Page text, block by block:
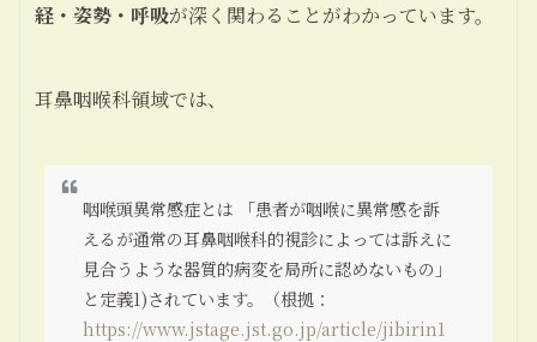
経・姿勢・呼吸が深く関わることがわかっています。
耳鼻咽喉科領域では、
咽喉頭異常感症とは 「患者が咽喉に異常感を訴
えるが通常の耳鼻咽喉科的視診によっては訴えに
見合うような器質的病変を局所に認めないもの」
と定義1)されています。（根拠：
https://www.jstage.jst.go.jp/article/jibirin1